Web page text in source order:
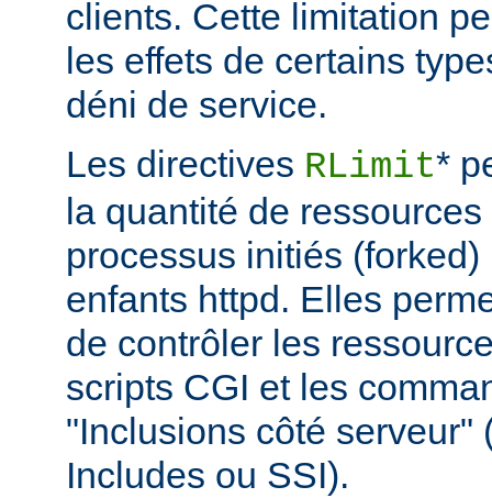
clients. Cette limitation
les effets de certains
déni de service.
Les directives RLimit*
la quantité de
processus initiés
enfants httpd. Elles
de contrôler les
scripts CGI et les
"Inclusions côté serveur"
Includes ou SSI).